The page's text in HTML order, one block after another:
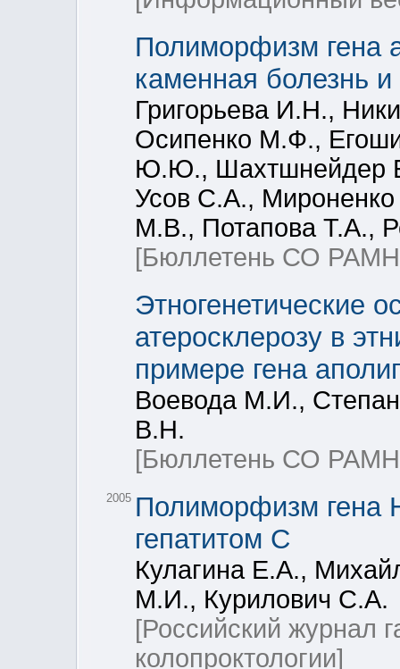
Полиморфизм гена
каменная болезнь и
Григорьева И.Н.,
Осипенко М.Ф.,
Ю.Ю., Шахтшнейдер
Усов С.А.,
М.В., Потапова Т.А.,
[Бюллетень СО
Этногенетические
атеросклерозу в
примере гена
Воевода М.И.,
В.Н.
[Бюллетень СО
2005 Полиморфизм гена
гепатитом С
Кулагина Е.А.,
М.И., Курилович С.А.
[Российский журнал
колопроктологии]